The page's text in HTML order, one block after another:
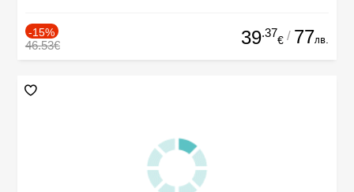
-15%
46.53€ 39.37
€ / 77лв.